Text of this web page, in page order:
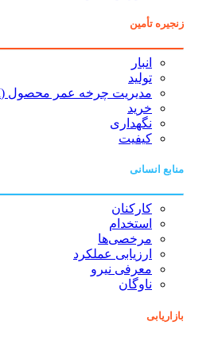
زنجیره تأمین
انبار
تولید
مدیریت چرخه عمر محصول (PLM)
خرید
نگهداری
کیفیت
منابع انسانی
کارکنان
استخدام
مرخصی‌ها
ارزیابی عملکرد
معرفی نیرو
ناوگان
بازاریابی